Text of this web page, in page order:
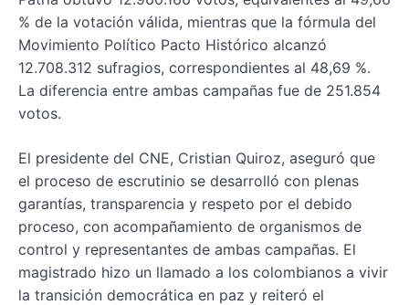
% de la votación válida, mientras que la fórmula del
Movimiento Político Pacto Histórico alcanzó
12.708.312 sufragios, correspondientes al 48,69 %.
La diferencia entre ambas campañas fue de 251.854
votos.
El presidente del CNE, Cristian Quiroz, aseguró que
el proceso de escrutinio se desarrolló con plenas
garantías, transparencia y respeto por el debido
proceso, con acompañamiento de organismos de
control y representantes de ambas campañas. El
magistrado hizo un llamado a los colombianos a vivir
la transición democrática en paz y reiteró el